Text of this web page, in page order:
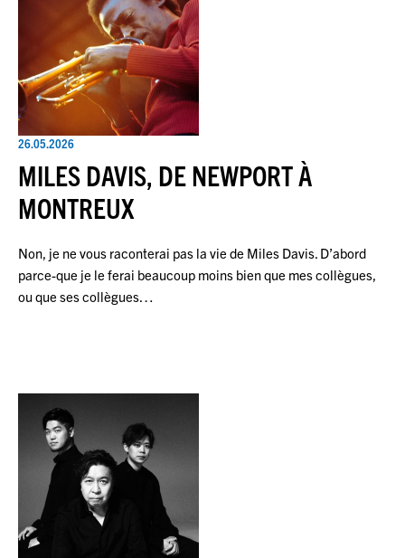
26.05.2026
MILES DAVIS, DE NEWPORT À
MONTREUX
Non, je ne vous raconterai pas la vie de Miles Davis. D’abord
parce-que je le ferai beaucoup moins bien que mes collègues,
ou que ses collègues…